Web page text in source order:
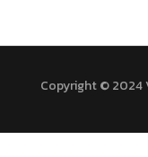
Copyright © 2024